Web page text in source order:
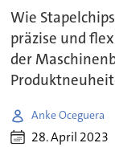
Wie
präzise und
der
Anke Oceguera
28. April 2023